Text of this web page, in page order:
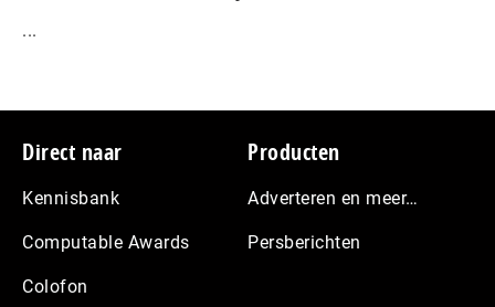
...
Footer
Direct naar
Kennisbank
Computable Awards
Colofon
Producten
Adverteren en meer…
Persberichten